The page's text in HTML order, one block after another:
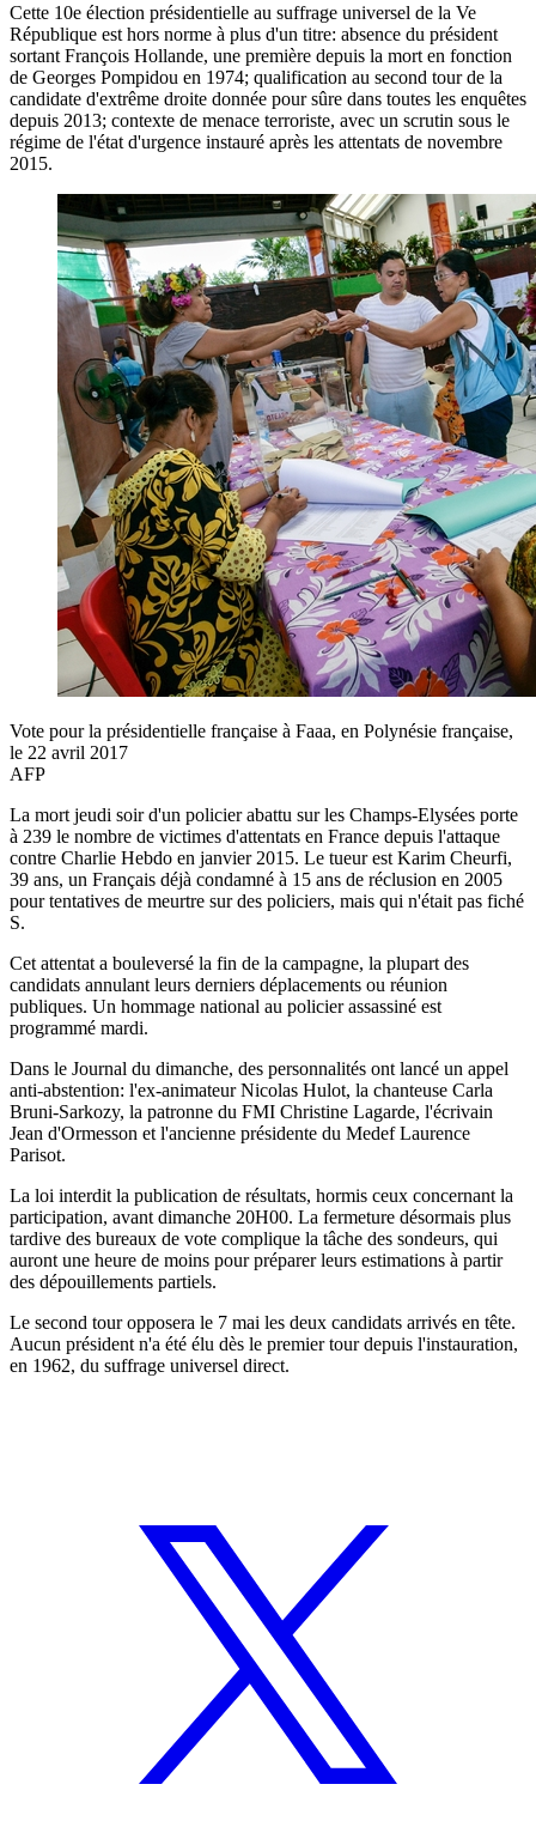
Cette 10e élection présidentielle au suffrage universel de la Ve
République est hors norme à plus d'un titre: absence du président
sortant François Hollande, une première depuis la mort en fonction
de Georges Pompidou en 1974; qualification au second tour de la
candidate d'extrême droite donnée pour sûre dans toutes les enquêtes
depuis 2013; contexte de menace terroriste, avec un scrutin sous le
régime de l'état d'urgence instauré après les attentats de novembre
2015.
Vote pour la présidentielle française à Faaa, en Polynésie française,
le 22 avril 2017
AFP
La mort jeudi soir d'un policier abattu sur les Champs-Elysées porte
à 239 le nombre de victimes d'attentats en France depuis l'attaque
contre Charlie Hebdo en janvier 2015. Le tueur est Karim Cheurfi,
39 ans, un Français déjà condamné à 15 ans de réclusion en 2005
pour tentatives de meurtre sur des policiers, mais qui n'était pas fiché
S.
Cet attentat a bouleversé la fin de la campagne, la plupart des
candidats annulant leurs derniers déplacements ou réunion
publiques. Un hommage national au policier assassiné est
programmé mardi.
Dans le Journal du dimanche, des personnalités ont lancé un appel
anti-abstention: l'ex-animateur Nicolas Hulot, la chanteuse Carla
Bruni-Sarkozy, la patronne du FMI Christine Lagarde, l'écrivain
Jean d'Ormesson et l'ancienne présidente du Medef Laurence
Parisot.
La loi interdit la publication de résultats, hormis ceux concernant la
participation, avant dimanche 20H00. La fermeture désormais plus
tardive des bureaux de vote complique la tâche des sondeurs, qui
auront une heure de moins pour préparer leurs estimations à partir
des dépouillements partiels.
Le second tour opposera le 7 mai les deux candidats arrivés en tête.
Aucun président n'a été élu dès le premier tour depuis l'instauration,
en 1962, du suffrage universel direct.